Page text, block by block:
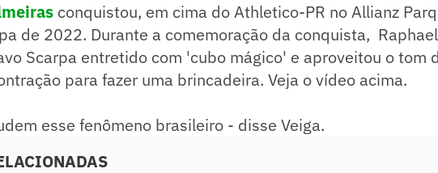
conquistou, em cima do Athletico-PR no Allianz
de 2022. Durante a comemoração da conquista,
Scarpa entretido com 'cubo mágico' e aproveitou o tom
para fazer uma brincadeira. Veja o vídeo acima.
esse fenômeno brasileiro - disse Veiga.